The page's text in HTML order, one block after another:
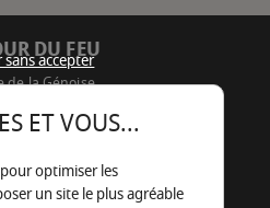
DU FEU
de la Génoise
22 98 09
un e-mail
accepter
ET VOUS...
optimiser les
un site le plus agréable